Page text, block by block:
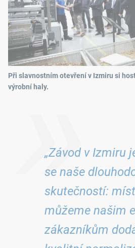
Při slavnostním otevření v Izmiru si
výrobní haly.
„Závod v Izmiru
se naše
skutečností:
můžeme našim
zákazníkům
»